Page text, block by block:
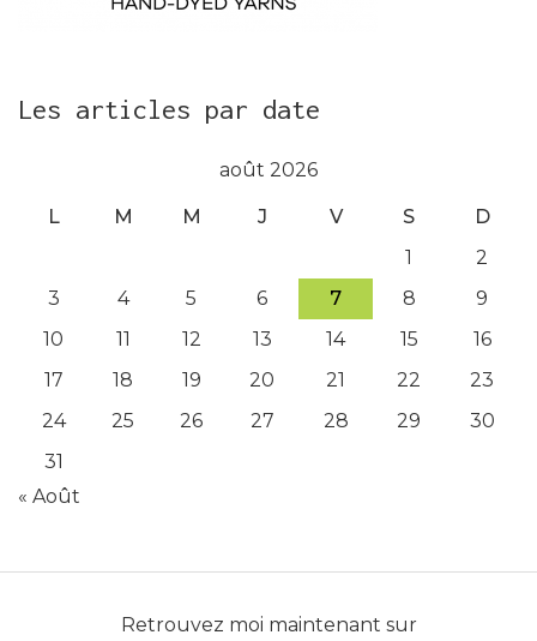
Les articles par date
août 2026
L M M J V S
D
1
2
3
4 5 6 7 8
9
10
11 12 13 14 15
16
17
18 19 20 21 22
23
24
25 26 27 28 29
30
31
« Août
Retrouvez moi maintenant sur